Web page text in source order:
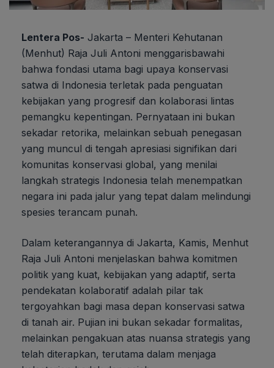
Lentera Pos- Jakarta – Menteri Kehutanan
(Menhut) Raja Juli Antoni menggarisbawahi
bahwa fondasi utama bagi upaya konservasi
satwa di Indonesia terletak pada penguatan
kebijakan yang progresif dan kolaborasi lintas
pemangku kepentingan. Pernyataan ini bukan
sekadar retorika, melainkan sebuah penegasan
yang muncul di tengah apresiasi signifikan dari
komunitas konservasi global, yang menilai
langkah strategis Indonesia telah menempatkan
negara ini pada jalur yang tepat dalam melindungi
spesies terancam punah.
Dalam keterangannya di Jakarta, Kamis, Menhut
Raja Juli Antoni menjelaskan bahwa komitmen
politik yang kuat, kebijakan yang adaptif, serta
pendekatan kolaboratif adalah pilar tak
tergoyahkan bagi masa depan konservasi satwa
di tanah air. Pujian ini bukan sekadar formalitas,
melainkan pengakuan atas nuansa strategis yang
telah diterapkan, terutama dalam menjaga